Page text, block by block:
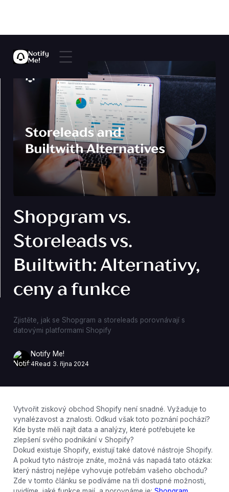
Shopgram vs.
Storeleads vs.
Builtwith: Alternativy,
ceny a funkce
Zjistěte, jak se Shopgram a storeleads porovnávají s
datovými platformami Shopify
Notify Me!
4Read 3. října 2024
Vytvořit ziskový obchod Shopify není snadné. Vyžaduje to
vynalézavost a znalosti. Odkud však toto poznání pochází?
Kde byste měli najít data a analýzy, které potřebujete ke
zlepšení svého podnikání v Shopify?
Dokud existuje Shopify, existují také datové nástroje Shopify.
A pokud tyto nástroje znáte, možná vás napadá tato otázka:
který nástroj nejlépe vyhovuje potřebám vašeho obchodu?
Zde v tomto článku se podíváme na tři dostupné možnosti,